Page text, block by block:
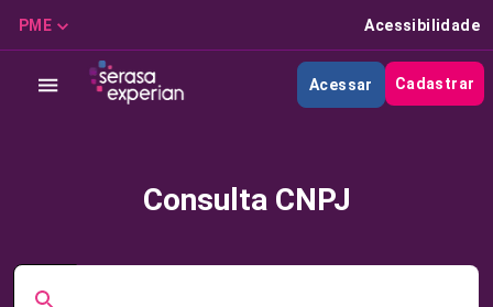
PME Acessibilidade
Acessar Cadastrar
Consulta CNPJ